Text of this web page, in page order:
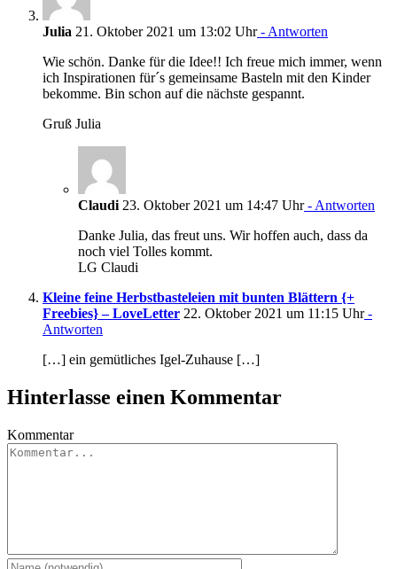
Julia 21. Oktober 2021 um 13:02 Uhr- Antworten
Wie schön. Danke für die Idee!! Ich freue mich immer, wenn
ich Inspirationen für´s gemeinsame Basteln mit den Kinder
bekomme. Bin schon auf die nächste gespannt.
Gruß Julia
Claudi 23. Oktober 2021 um 14:47 Uhr- Antworten
Danke Julia, das freut uns. Wir hoffen auch, dass da
noch viel Tolles kommt.
LG Claudi
Kleine feine Herbstbasteleien mit bunten Blättern {+
Freebies} – LoveLetter 22. Oktober 2021 um 11:15 Uhr-
Antworten
[…] ein gemütliches Igel-Zuhause […]
Hinterlasse einen Kommentar
Kommentar